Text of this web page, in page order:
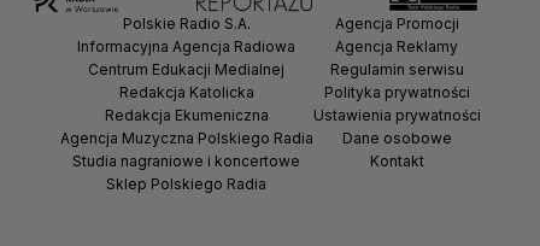
Polskie Radio S.A.
Informacyjna Agencja Radiowa
Centrum Edukacji Medialnej
Redakcja Katolicka
Redakcja Ekumeniczna
Agencja Muzyczna Polskiego Radia
Studia nagraniowe i koncertowe
Sklep Polskiego Radia
Agencja Promocji
Agencja Reklamy
Regulamin serwisu
Polityka prywatności
Ustawienia prywatności
Dane osobowe
Kontakt